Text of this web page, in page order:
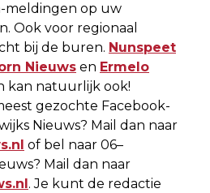
meldingen op uw
Ook voor regionaal
bij de buren. Nunspeet
Nieuws en Ermelo
kan natuurlijk ook!
gezochte Facebook-
Nieuws? Mail dan naar
of bel naar 06–
Mail dan naar
. Je kunt de redactie